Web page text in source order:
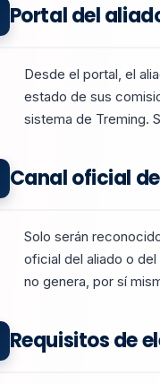
Portal del
Desde el portal, el
estado de sus
sistema de Treming.
Canal oficial
Solo serán
oficial del aliado o
no genera, por sí
Requisitos de